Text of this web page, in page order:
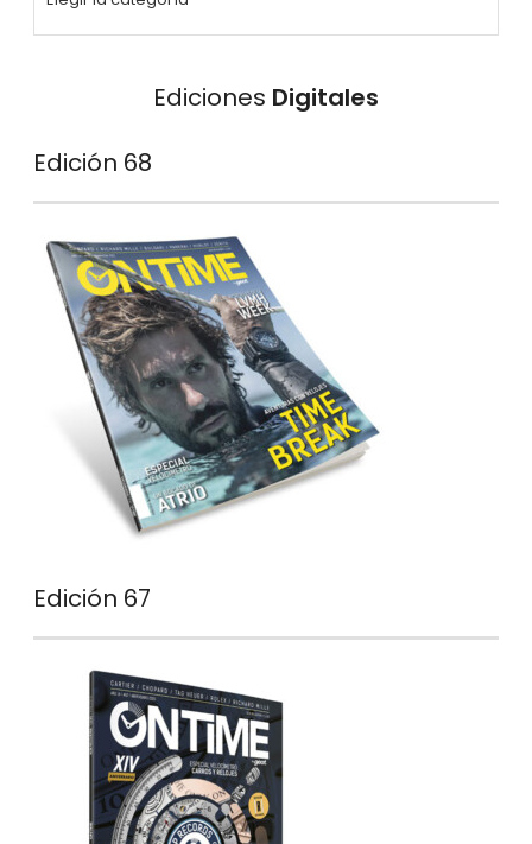
Ediciones Digitales
Edición 68
Edición 67